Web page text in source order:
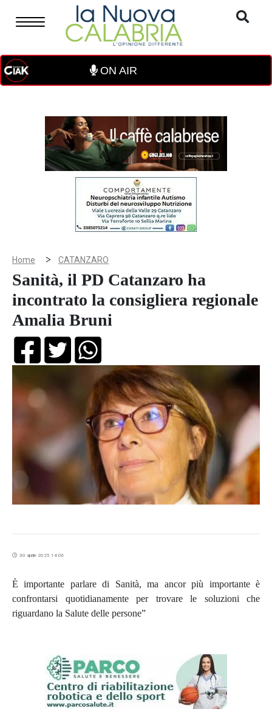
ON AIR
Home > CATANZARO
Sanità, il PD Catanzaro ha
incontrato la consigliera regionale
Amalia Bruni
30 aprile 2025 14:06
È importante parlare di Sanità, ma ancor più importante è
confrontarsi quotidianamente per trovare le soluzioni che
riguardano la Salute delle persone”